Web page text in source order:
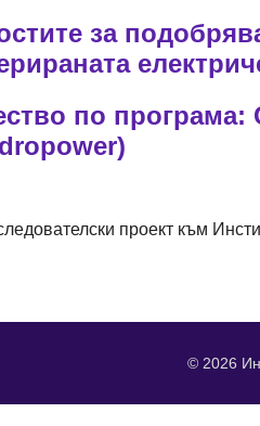
за
по
проект към
© 2026